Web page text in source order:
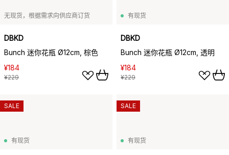
无现货，根据需求向供应商订货
DBKD
Bunch 迷你花瓶 Ø12cm, 棕色
¥184
¥229
有现货
DBKD
Bunch 迷你花瓶 Ø12cm, 透明
¥184
¥229
有现货
SALE
有现货
SALE